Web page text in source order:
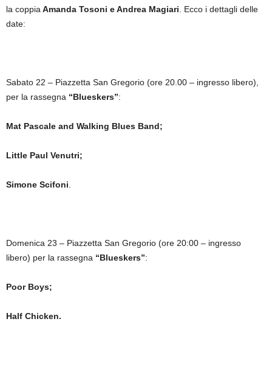
la coppia Amanda Tosoni e Andrea Magiari . Ecco i dettagli delle
date:
Sabato 22 – Piazzetta San Gregorio (ore 20.00 – ingresso libero),
per la rassegna “Blueskers”:
Mat Pascale and Walking Blues Band;
Little Paul Venutri;
Simone Scifoni
Domenica 23 – Piazzetta San Gregorio (ore 20:00 – ingresso
libero) per la rassegna “Blueskers”:
Poor Boys;
Half Chicken.